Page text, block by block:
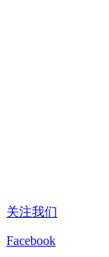
关注我们
Facebook